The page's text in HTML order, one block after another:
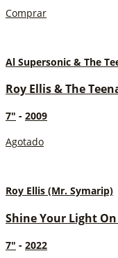
Comprar
Al Supersonic & The
Roy Ellis & The
7" - 2009
Agotado
Roy Ellis (Mr. Symarip)
Shine Your Light
7" - 2022